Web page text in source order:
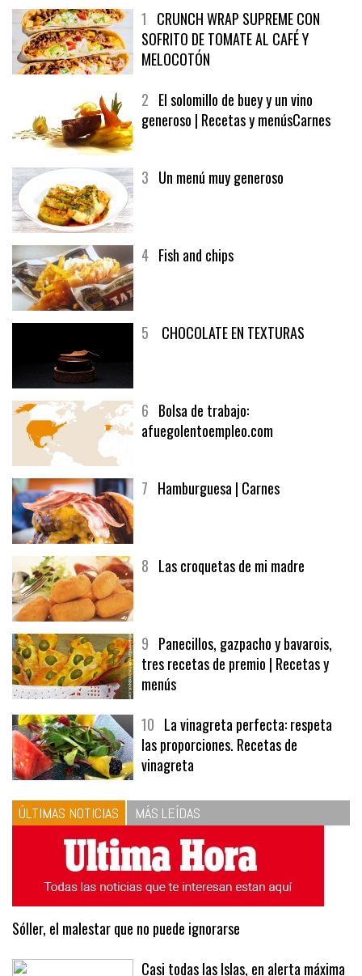
1CRUNCH WRAP SUPREME CON
SOFRITO DE TOMATE AL CAFÉ Y
MELOCOTÓN
2El solomillo de buey y un vino
6Bolsa de trabajo:
9Panecillos, gazpacho y bavarois,
tres recetas de premio | Recetas y
menús
10La vinagreta perfecta: respeta
las proporciones. Recetas de
vinagreta
ÚLTIMAS NOTICIAS MÁS LEÍDAS
Sóller, el malestar que no puede ignorarse